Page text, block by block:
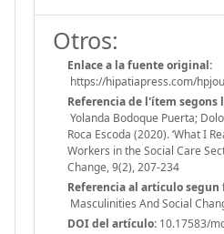
Otros:
Enlace a la fuente original:
https://hipatiapress.com/
Referencia de l'ítem segons
Yolanda Bodoque Puerta;
Roca Escoda (2020). ‘What I
Workers in the Social Care
Change, 9(2), 207-234
Referencia al articulo
Masculinities And Social
DOI del artículo: 10.17583/